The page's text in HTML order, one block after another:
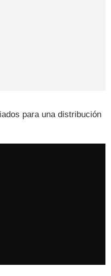
para una distribución